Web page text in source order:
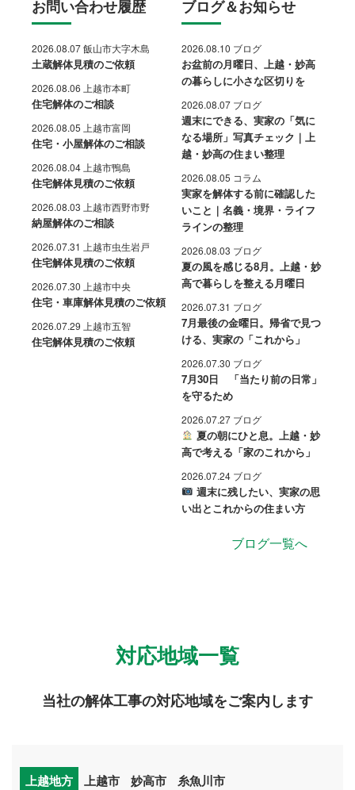
お問い合わせ履歴
2026.08.07 飯山市大字木島
土蔵解体見積のご依頼
2026.08.06 上越市本町
住宅解体のご相談
2026.08.05 上越市富岡
住宅・小屋解体のご相談
2026.08.04 上越市鴨島
住宅解体見積のご依頼
2026.08.03 上越市西野市野
納屋解体のご相談
2026.07.31 上越市虫生岩戸
住宅解体見積のご依頼
2026.07.30 上越市中央
住宅・車庫解体見積のご依頼
2026.07.29 上越市五智
住宅解体見積のご依頼
ブログ＆お知らせ
2026.08.10 ブログ
お盆前の月曜日、上越・妙高
の暮らしに小さな区切りを
2026.08.07 ブログ
週末にできる、実家の「気に
なる場所」写真チェック｜上
越・妙高の住まい整理
2026.08.05 コラム
実家を解体する前に確認した
いこと｜名義・境界・ライフ
ラインの整理
2026.08.03 ブログ
夏の風を感じる8月。上越・妙
高で暮らしを整える月曜日
2026.07.31 ブログ
7月最後の金曜日。帰省で見つ
ける、実家の「これから」
2026.07.30 ブログ
7月30日 「当たり前の日常」
を守るため
2026.07.27 ブログ
夏の朝にひと息。上越・妙
高で考える「家のこれから」
2026.07.24 ブログ
週末に残したい、実家の思
い出とこれからの住まい方
ブログ一覧へ
対応地域一覧
当社の解体工事の対応地域をご案内します
上越地方 上越市 妙高市
糸魚川市